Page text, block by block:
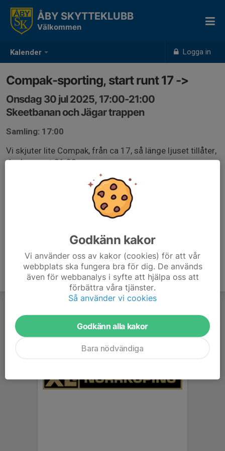
Kalender Logga in
ÅBY SKYTTEKLUBB
Välkommen
Compak-sporting, start runt 17 ->
Onsdag 30 jul 2025, 17:00-21:00
Skeetbanan och Jägar trappen
Samling: 17:00
Vi skjuter lite Compak, från ca 17, så länge ljuset tillåter,
dock senast 21.00
Glasögon och hörselskydd SKALL bäras vis allt
Godkänn kakor
Vi använder oss av kakor (cookies) för att vår
webbplats ska fungera bra för dig. De används
även för webbanalys i syfte att hjälpa oss att
förbättra våra tjänster.
Så använder vi cookies
Godkänn alla kakor
Bara nödvändiga